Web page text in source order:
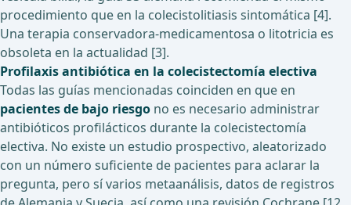
procedimiento que en la colecistolitiasis sintomática [4].
Una terapia conservadora-medicamentosa o litotricia es
obsoleta en la actualidad [3].
Profilaxis antibiótica en la colecistectomía electiva
Todas las guías mencionadas coinciden en que en
pacientes de bajo riesgo no es necesario administrar
antibióticos profilácticos durante la colecistectomía
electiva. No existe un estudio prospectivo, aleatorizado
con un número suficiente de pacientes para aclarar la
pregunta, pero sí varios metaanálisis, datos de registros